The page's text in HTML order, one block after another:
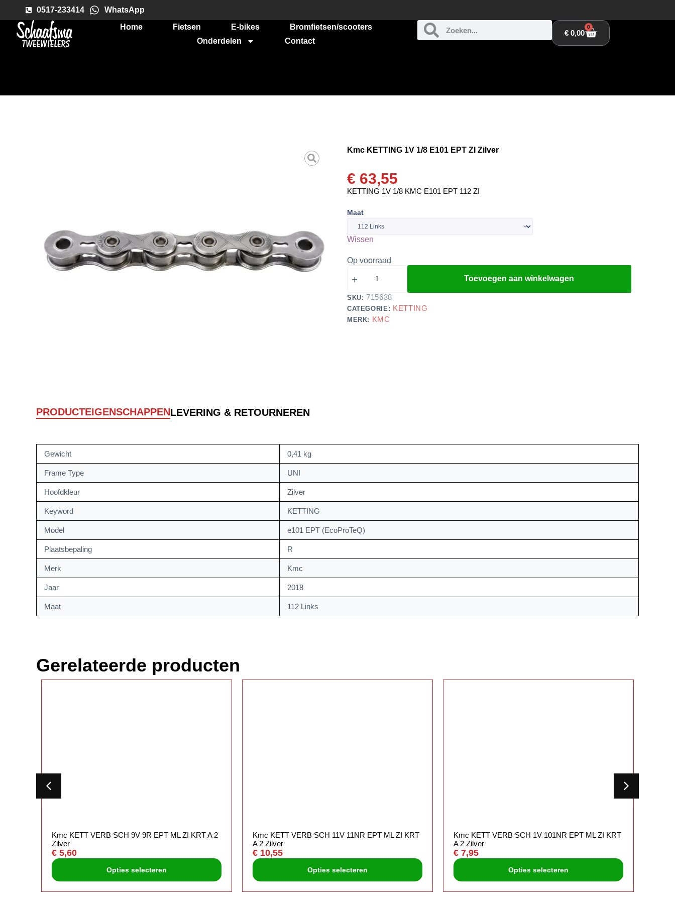
0517-233414
WhatsApp
Home
Fietsen E-bikes
Bromfietsen/scooters
Onderdelen
Contact
€0,00
0
Kmc KETTING 1V 1/8 E101 EPT ZI Zilver
€ 63,55
KETTING 1V 1/8 KMC E101 EPT 112 ZI
Maat
Wissen
Op voorraad
Toevoegen aan winkelwagen
SKU: 715638
CATEGORIE: KETTING
MERK: KMC
PRODUCTEIGENSCHAPPENLEVERING & RETOURNEREN
Gewicht 0,41 kg
Frame Type UNI
Hoofdkleur Zilver
Keyword KETTING
Model e101 EPT (EcoProTeQ)
Plaatsbepaling R
Merk Kmc
Jaar 2018
Maat 112 Links
Gerelateerde producten
Kmc KETT VERB SCH 9V 9R EPT ML ZI KRT A 2
Zilver
€ 5,60
Opties selecteren
Kmc KETT VERB SCH 11V 11NR EPT ML ZI KRT
A 2 Zilver
€ 10,55
Opties selecteren
Kmc KETT VERB SCH 1V 101NR EPT ML ZI KRT
A 2 Zilver
€ 7,95
Opties selecteren